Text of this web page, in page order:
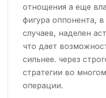
отнощения а еще
фигура оппонента,
случаев, наделен
что дает
сильнее. через
стратегии во
операции.